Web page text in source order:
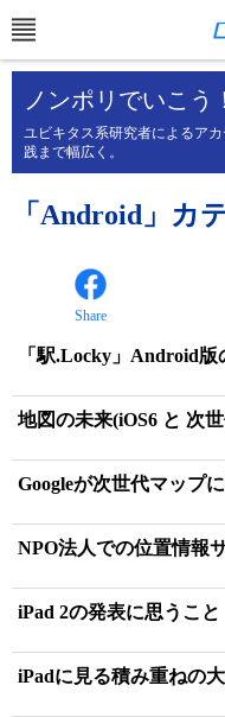
ノンポリでいこう！
ユビキタス系研究者によるア
践まで幅広く。
「Android」カ
Share
「駅.Locky」Android
地図の未来(iOS6 と 次
Googleが次世代マップ
NPO法人での位置情報
iPad 2の発表に思うこと
iPadに見る積み重ねの